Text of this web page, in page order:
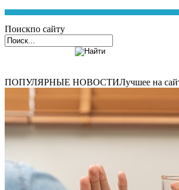
Поискпо сайту
ПОПУЛЯРНЫЕ НОВОСТИЛучшее на